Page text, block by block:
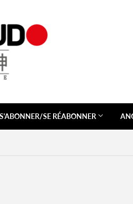
S'ABONNER/SE RÉABONNER